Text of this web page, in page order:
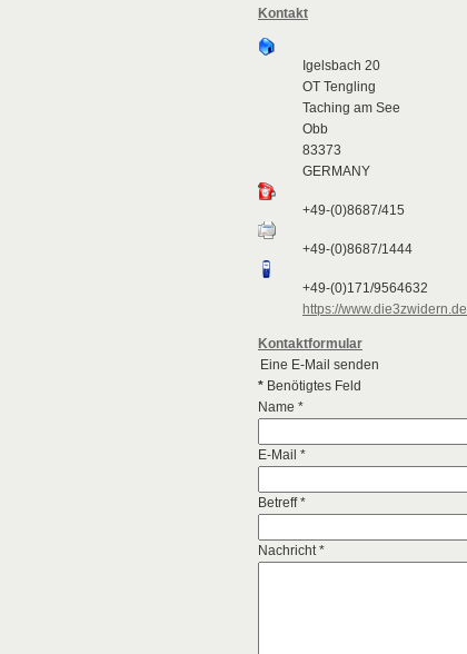
Kontakt
Igelsbach 20
OT Tengling
Taching am See
Obb
83373
GERMANY
+49-(0)8687/415
+49-(0)8687/1444
+49-(0)171/9564632
https://www.die3zwidern.de
Kontaktformular
Eine E-Mail senden
* Benötigtes Feld
Name *
E-Mail *
Betreff*
Nachricht*